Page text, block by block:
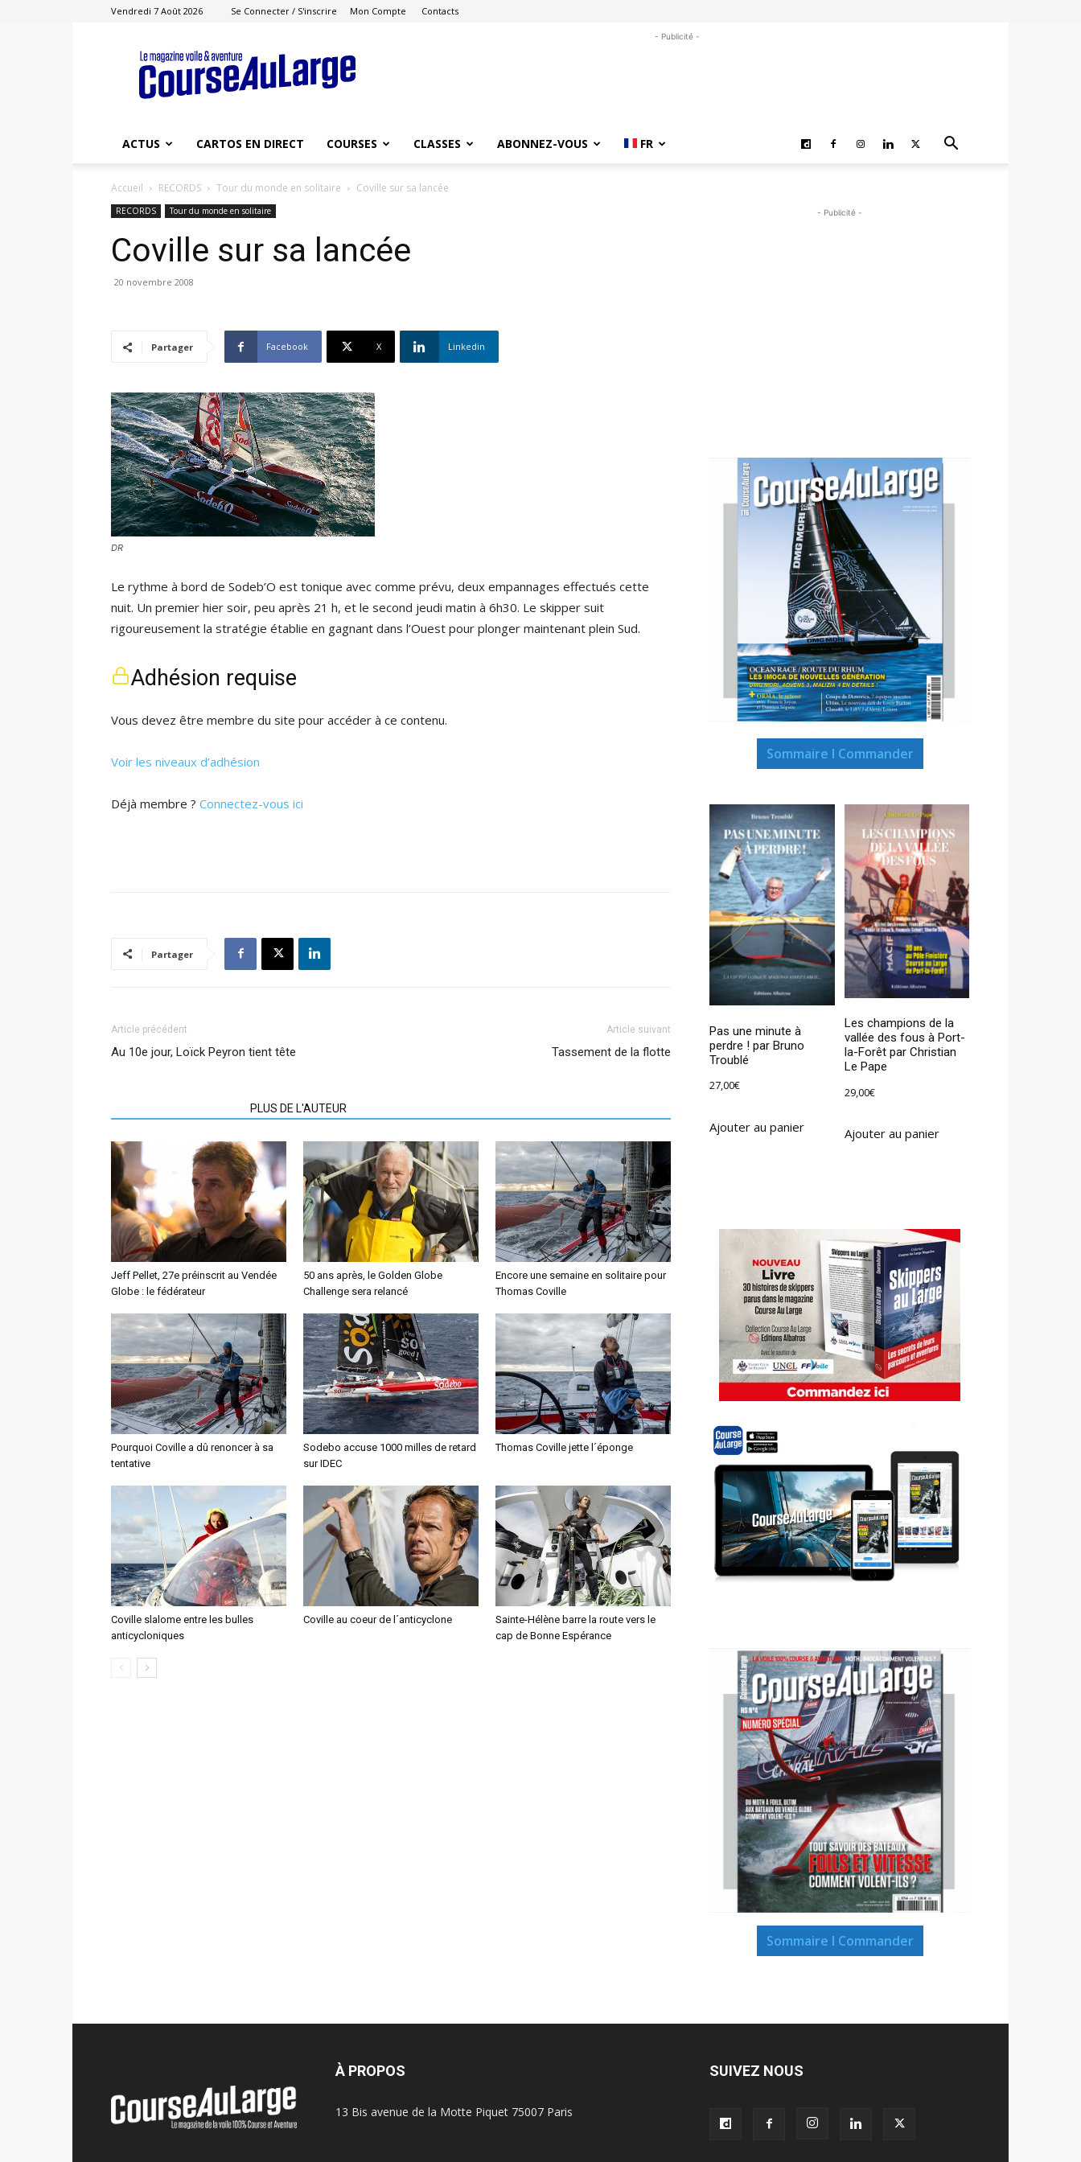
Vendredi 7 Août 2026 Se Connecter / S'inscrire Mon Compte Contacts
Course
au
Large
- Publicité -
ACTUS CARTOS EN DIRECT COURSES CLASSES ABONNEZ-VOUS FR
Accueil RECORDS Tour du monde en solitaire Coville sur sa lancée
RECORDS Tour du monde en solitaire
Coville sur sa lancée
20 novembre 2008
Partager Facebook X Linkedin
DR
Le rythme à bord de Sodeb’O est tonique avec comme prévu, deux empannages effectués cette
nuit. Un premier hier soir, peu après 21 h, et le second jeudi matin à 6h30. Le skipper suit
rigoureusement la stratégie établie en gagnant dans l’Ouest pour plonger maintenant plein Sud.
Adhésion requise
Vous devez être membre du site pour accéder à ce contenu.
Voir les niveaux d’adhésion
Déjà membre ? Connectez-vous ici
Partager
Article précédent
Au 10e jour, Loïck Peyron tient tête
Article suivant
Tassement de la flotte
PLUS DE L'AUTEUR
Jeff Pellet, 27e préinscrit au Vendée
Globe : le fédérateur
50 ans après, le Golden Globe
Challenge sera relancé
Encore une semaine en solitaire pour
Thomas Coville
Pourquoi Coville a dû renoncer à sa
tentative
Sodebo accuse 1000 milles de retard
sur IDEC
Thomas Coville jette l´éponge
Coville slalome entre les bulles
anticycloniques
Coville au coeur de l´anticyclone
Sainte-Hélène barre la route vers le
cap de Bonne Espérance
- Publicité -
Sommaire I Commander
Pas une minute à
perdre ! par Bruno
Troublé
27,00€
Ajouter au panier
Les champions de la
vallée des fous à Port-
la-Forêt par Christian
Le Pape
29,00€
Ajouter au panier
Sommaire I Commander
À PROPOS
13 Bis avenue de la Motte Piquet 75007 Paris
SUIVEZ NOUS